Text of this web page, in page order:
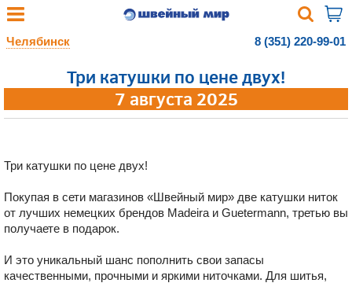
Челябинск 8 (351) 220-99-01
Три катушки по цене двух!
7 августа 2025
Три катушки по цене двух!
Покупая в сети магазинов «Швейный мир» две катушки ниток
от лучших немецких брендов Madeira и Guetermann, третью вы
получаете в подарок.
И это уникальный шанс пополнить свои запасы
качественными, прочными и яркими ниточками. Для шитья,